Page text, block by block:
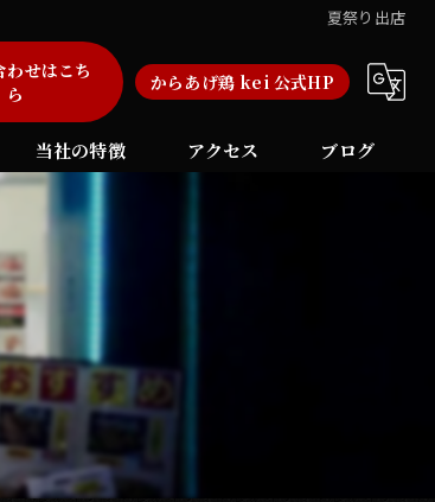
夏祭り出店
わせはこち
ら
からあげ鶏 kei 公式HP
当社の特徴
自動販売機
加盟店
福岡のフランチャイズ
長崎のフランチャイズ
アクセス ブログ